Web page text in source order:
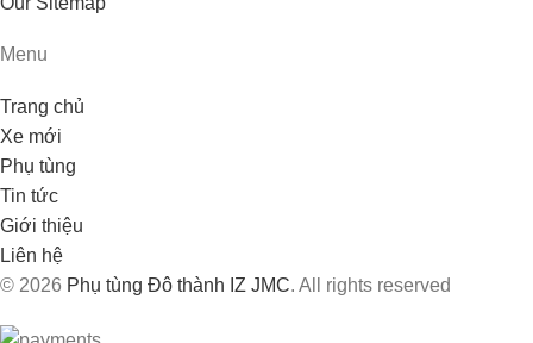
Menu
Trang chủ
Xe mới
Phụ tùng
Tin tức
Giới thiệu
Liên hệ
© 2026 Phụ tùng Đô thành IZ JMC. All rights reserved